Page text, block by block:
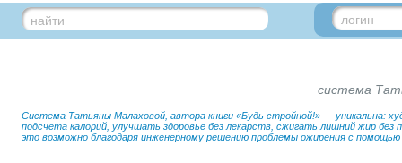
найти логин
система
Система Татьяны Малаховой, автора книги «Будь стройной!» — уникальна:
подсчета калорий, улучшать здоровье без лекарств, сжигать лишний жир
это возможно благодаря инженерному решению проблемы ожирения с